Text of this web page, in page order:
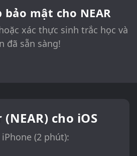
mật cho NEAR
xác thực sinh trắc học và
đã sẵn sàng!
cho iOS
(2 phút):